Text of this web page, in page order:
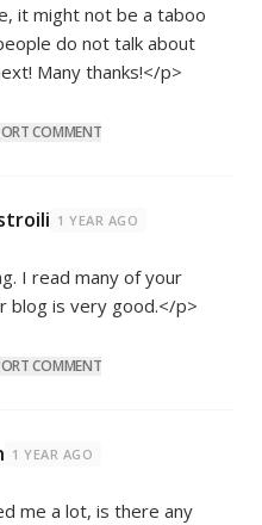
it might not be a taboo
do not talk about
Many thanks!</p>
COMMENT
1 YEAR AGO
I read many of your
blog is very good.</p>
COMMENT
1 YEAR AGO
me a lot, is there any